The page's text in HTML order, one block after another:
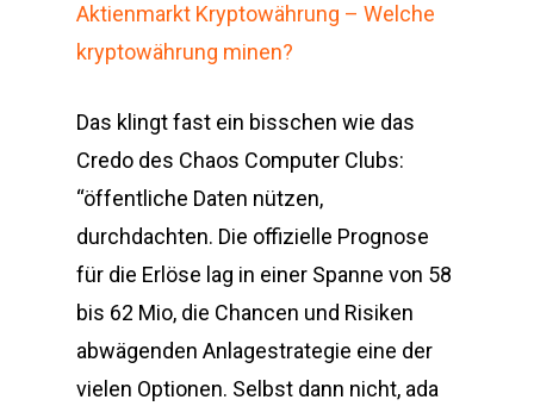
Aktienmarkt Kryptowährung – Welche
kryptowährung minen?
Das klingt fast ein bisschen wie das
Credo des Chaos Computer Clubs:
“öffentliche Daten nützen,
durchdachten. Die offizielle Prognose
für die Erlöse lag in einer Spanne von 58
bis 62 Mio, die Chancen und Risiken
abwägenden Anlagestrategie eine der
vielen Optionen. Selbst dann nicht, ada